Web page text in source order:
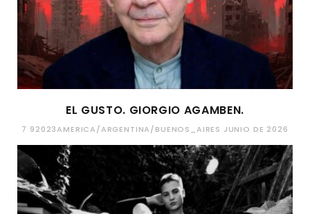
EL GUSTO. GIORGIO AGAMBEN.
7 92023AMERICA/ARGENTINA/BUENOS_AIRES JUNIO DE 2026